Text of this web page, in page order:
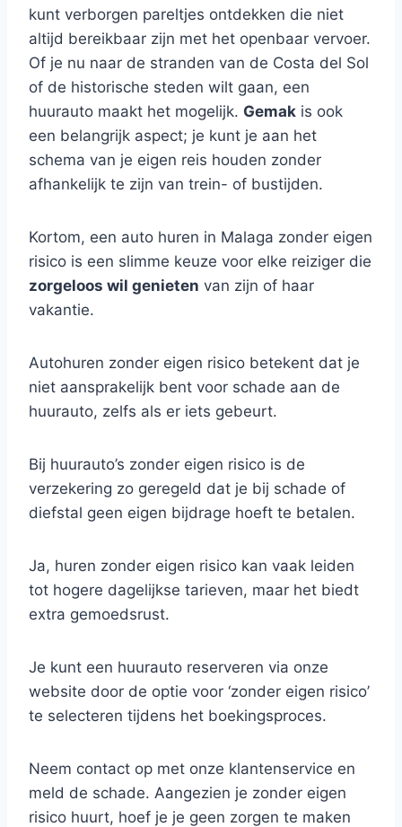
kunt verborgen pareltjes ontdekken die niet
altijd bereikbaar zijn met het openbaar vervoer.
Of je nu naar de stranden van de Costa del Sol
of de historische steden wilt gaan, een
huurauto maakt het mogelijk. Gemak is ook
een belangrijk aspect; je kunt je aan het
schema van je eigen reis houden zonder
afhankelijk te zijn van trein- of bustijden.
Kortom, een auto huren in Malaga zonder eigen
risico is een slimme keuze voor elke reiziger die
zorgeloos wil genieten van zijn of haar
vakantie.
Autohuren zonder eigen risico betekent dat je
niet aansprakelijk bent voor schade aan de
huurauto, zelfs als er iets gebeurt.
Bij huurauto’s zonder eigen risico is de
verzekering zo geregeld dat je bij schade of
diefstal geen eigen bijdrage hoeft te betalen.
Ja, huren zonder eigen risico kan vaak leiden
tot hogere dagelijkse tarieven, maar het biedt
extra gemoedsrust.
Je kunt een huurauto reserveren via onze
website door de optie voor ‘zonder eigen risico’
te selecteren tijdens het boekingsproces.
Neem contact op met onze klantenservice en
meld de schade. Aangezien je zonder eigen
risico huurt, hoef je je geen zorgen te maken